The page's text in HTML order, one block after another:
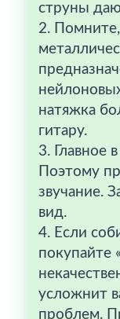
струны
2. Помните,
натяжка
гитару.
3. Главное
Поэтому
звучание.
вид.
4. Если
покупайте
усложнит
проблем.